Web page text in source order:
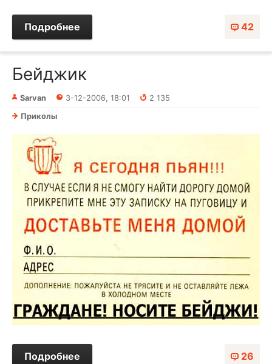
42
Подробнее
Бейджик
Sarvan 3-12-2006, 18:01
2 135
Приколы
26
Подробнее